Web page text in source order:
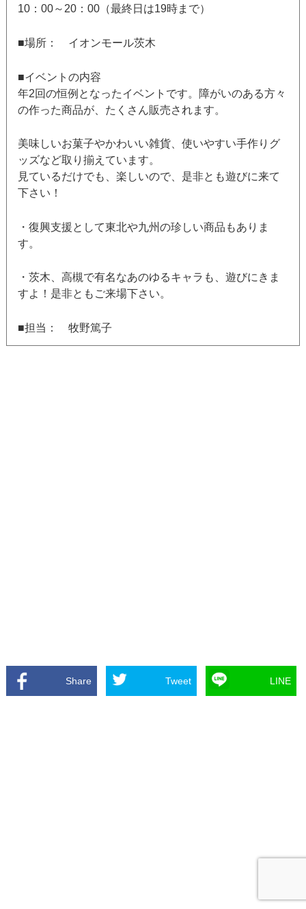
10：00～20：00（最終日は19時まで）
■場所： イオンモール茨木
■イベントの内容
年2回の恒例となったイベントです。障がいのある方々
の作った商品が、たくさん販売されます。
美味しいお菓子やかわいい雑貨、使いやすい手作りグ
ッズなど取り揃えています。
見ているだけでも、楽しいので、是非とも遊びに来て
下さい！
・復興支援として東北や九州の珍しい商品もありま
す。
・茨木、高槻で有名なあのゆるキャラも、遊びにきま
すよ！是非ともご来場下さい。
■担当： 牧野篤子
Share Tweet LINE